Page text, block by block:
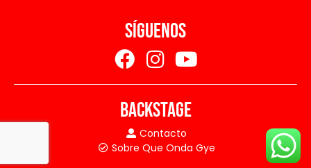
SÍGUENOS
BACKSTAGE
Contacto
Sobre Que Onda Gye